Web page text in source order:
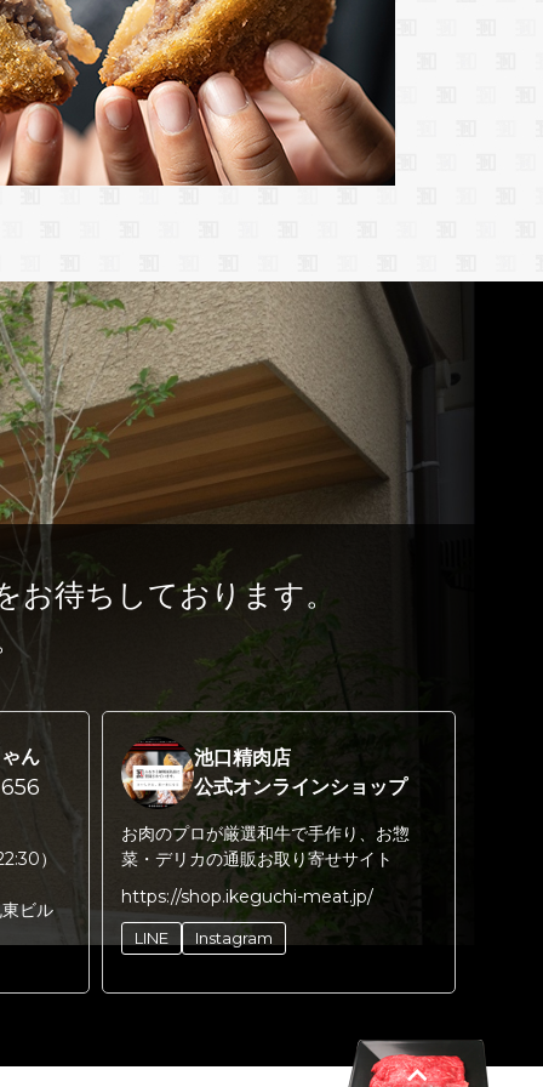
お待ちしております。
ん
）
ビル
池口精肉店
公式オンラインショップ
お肉のプロが厳選和牛で手作り、お惣
菜・デリカの通販お取り寄せサイト
https://shop.ikeguchi-meat.jp/
LINE Instagram